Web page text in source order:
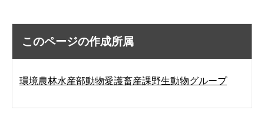
このページの作成所属
環境農林水産部動物愛護畜産課野生動物グループ